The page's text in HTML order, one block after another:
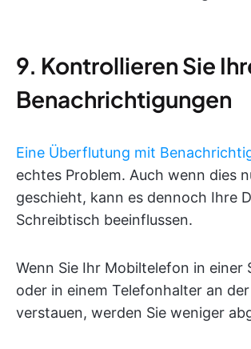
9. Kontrollieren Sie
Benachrichtigungen
Eine Überflutung mit
echtes Problem. Auch wenn dies
geschieht, kann es dennoch Ihre
Schreibtisch beeinflussen.
Wenn Sie Ihr Mobiltelefon in einer
oder in einem Telefonhalter an
verstauen, werden Sie weniger